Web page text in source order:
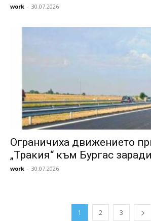
work - 30.07.2026
Ограничиха движението
„Тракия“ към Бургас
work - 30.07.2026
1 2 3